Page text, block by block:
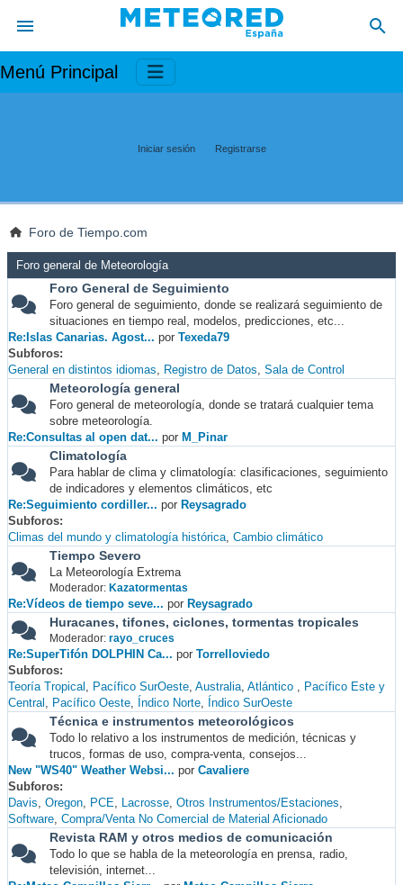
Menú Principal
Iniciar sesión Registrarse
Foro de Tiempo.com
Foro general de Meteorología
Foro General de Seguimiento
Foro general de seguimiento, donde se realizará seguimiento de
situaciones en tiempo real, modelos, predicciones, etc...
Re:Islas Canarias. Agost... por Texeda79
Subforos
General en distintos idiomas
Registro de Datos Sala de Control
Meteorología general
Foro general de meteorología, donde se tratará cualquier tema
sobre meteorología.
Re:Consultas al open dat... por M_Pinar
Climatología
Para hablar de clima y climatología: clasificaciones, seguimiento
de indicadores y elementos climáticos, etc
Re:Seguimiento cordiller... por Reysagrado
Subforos
Climas del mundo y climatología histórica Cambio climático
Tiempo Severo
La Meteorología Extrema
Moderador: Kazatormentas
Re:Vídeos de tiempo seve... por Reysagrado
Huracanes, tifones, ciclones, tormentas tropicales
Moderador: rayo_cruces
Re:SuperTifón DOLPHIN Ca... por Torrelloviedo
Subforos
Teoría Tropical
Pacífico SurOeste Australia Atlántico
Pacífico Este y
Central
Pacífico Oeste Índico Norte Índico SurOeste
Técnica e instrumentos meteorológicos
Todo lo relativo a los instrumentos de medición, técnicas y
trucos, formas de uso, compra-venta, consejos...
New "WS40" Weather Websi... por Cavaliere
Subforos
Davis Oregon PCE Lacrosse Otros Instrumentos/Estaciones
Software Compra/Venta No Comercial de Material Aficionado
Revista RAM y otros medios de comunicación
Todo lo que se habla de la meteorología en prensa, radio,
televisión, internet...